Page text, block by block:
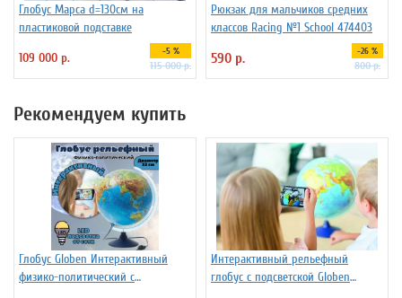
Глобус Марса d=130см на
пластиковой подставке
109 000 р.
-5 %
115 000 р.
Рюкзак для мальчиков средних
классов Racing №1 School 474403
590 р. -26 %
800 р.
Рекомендуем купить
Глобус Globen Интерактивный
физико-политический с
Интерактивный рельефный
глобус с подсветской Globen